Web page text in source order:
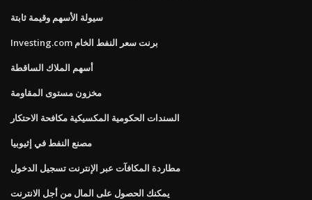
سيولة الأسهم وقيمة ثابتة
Investing.com برنت سعر النفط الخام
أسهم الملاك الساقطة
مخزون مستوى المقاومة
السندات الحكومية المكسيكية مكافحة الاحتكار
مصنع النفط في إثيوبيا
مطاردة المكافآت عبر الإنترنت تسجيل الدخول
يمكنك الحصول على المال من أجل الانترنت